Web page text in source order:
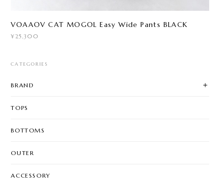
VOAAOV CAT MOGOL Easy Wide Pants BLACK
¥25,300
CATEGORIES
BRAND
TOPS
BOTTOMS
OUTER
ACCESSORY